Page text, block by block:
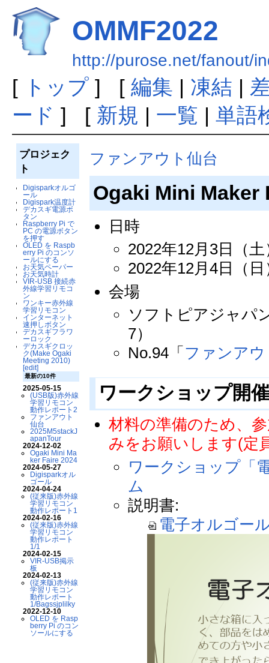
OMMF2022
http://purose.net/fanout/
[ トップ] [ 編集 | 凍結 |
ード ] [ 新規 | 一覧 | 単語
プロジェク
ト
Digisparkオルゴ
ール
Digispark温度計
デカスギ電源ボ
タン
Raspberry Pi で
PC の電源ボタン
を押す
OLED を Raspb
erry Pi のコンソ
ールにする
お天気ペーパー
お天気時計
VIR-USB 接続赤
外線学習リモコ
ン
ワンキー赤外線
学習リモコン
インターネット
速押しボタン
デカスギフラワ
ーロック
デカスギクロッ
ク(Make Ogaki
Meeting 2010)
[edit]
最新の10件
2025-05-15
(USB版)赤外線
学習リモコン
動作レポート2
ファンアウト
仙台
2025M5stackJ
apanTour
2024-12-02
Ogaki Mini Ma
ker Faire 2024
2024-05-27
Digisparkオル
ゴール
2024-04-24
(従来版)赤外線
学習リモコン
動作レポート1
2024-02-16
(従来版)赤外線
学習リモコン
動作レポート
1/1
2024-02-15
VIR-USB掲示
板
2024-02-13
(従来版)赤外線
学習リモコン
動作レポート
1/Bagssjplilky
2022-12-10
OLED を Rasp
berry Pi のコン
ソールにする
ファンアウト仙台
Ogaki Mini Maker
日時
2022年12月3日（
2022年12月4日（
会場
ソフトピアジャパ
7）
No.94「 ファンア
ワークショップ開
材料の準備のため、
みをお願いします(定
ワークショップ「
ム
説明書:
電子オルゴー